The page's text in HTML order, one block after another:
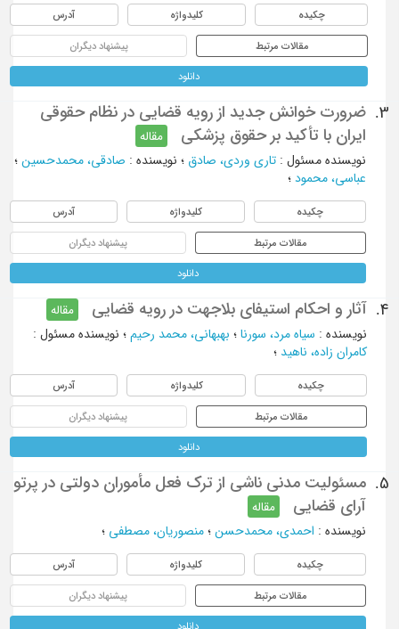
چکیده کلیدواژه آدرس
مقالات مرتبط پیشنهاد دیگران
دانلود
3.
ضرورت خوانش جدید از رویه قضایی در نظام حقوقی
ایران با تأکید بر حقوق پزشکی
مقاله
نویسنده مسئول : تاری ‌وردی، صادق؛ نویسنده: صادقی، محمدحسین؛
عباسی، محمود؛
چکیده کلیدواژه آدرس
مقالات مرتبط پیشنهاد دیگران
دانلود
4. آثار و احکام استیفای بلاجهت در رویه قضایی
مقاله
نویسنده: سیاه مرد، سورنا؛ بهبهانی، محمد رحیم؛ نویسنده مسئول :
کامران زاده، ناهید؛
چکیده کلیدواژه آدرس
مقالات مرتبط پیشنهاد دیگران
دانلود
5.
مسئولیت مدنی ناشی از ترک فعل مأموران دولتی در پرتو
آرای قضایی
مقاله
نویسنده: احمدی، محمدحسن؛ منصوریان، مصطفی ؛
چکیده کلیدواژه آدرس
مقالات مرتبط پیشنهاد دیگران
دانلود